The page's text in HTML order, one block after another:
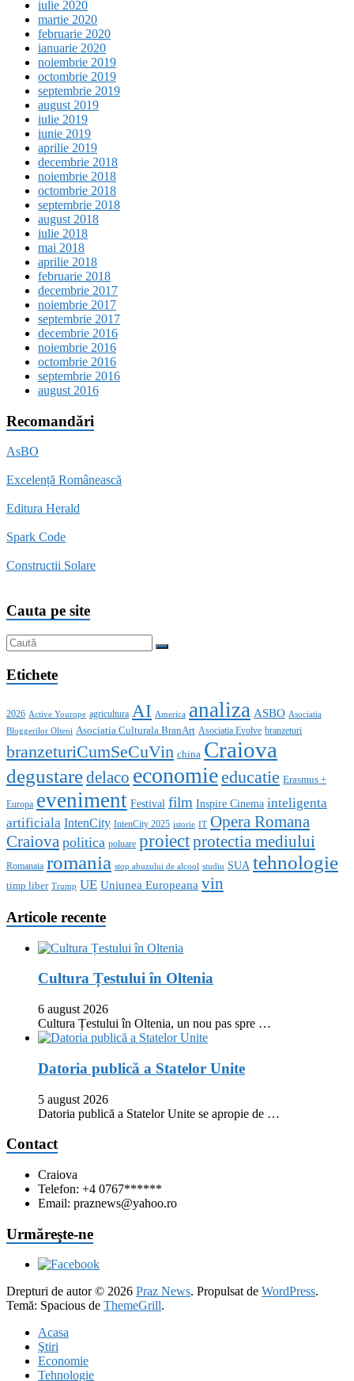
iulie 2020
martie 2020
februarie 2020
ianuarie 2020
noiembrie 2019
octombrie 2019
septembrie 2019
august 2019
iulie 2019
iunie 2019
aprilie 2019
decembrie 2018
noiembrie 2018
octombrie 2018
septembrie 2018
august 2018
iulie 2018
mai 2018
aprilie 2018
februarie 2018
decembrie 2017
noiembrie 2017
septembrie 2017
decembrie 2016
noiembrie 2016
octombrie 2016
septembrie 2016
august 2016
Recomandări
AsBO
Excelență Românească
Editura Herald
Spark Code
Constructii Solare
Cauta pe site
Etichete
2026 Active Yourope agricultura AI America analiza ASBO Asociatia
Bloggerilor Olteni Asociatia Culturala BranArt Asociatia Evolve branzeturi
branzeturiCumSeCuVin china Craiova
degustaredelaco economieeducatie Erasmus +
Europa eveniment Festival film Inspire Cinema inteligenta
artificiala IntenCity IntenCity 2025 istorie IT Opera Romana
Craiova politica poluare proiectprotectia mediului
Romanaia romania stop abuzului de alcool studiu SUA tehnologie
timp liber Trump UE Uniunea Europeana vin
Articole recente
Cultura Țestului în Oltenia
6 august 2026
Cultura Țestului în Oltenia, un nou pas spre …
Datoria publică a Statelor Unite
5 august 2026
Datoria publică a Statelor Unite se apropie de …
Contact
Craiova
Telefon: +4 0767******
Email: praznews@yahoo.ro
Urmăreşte-ne
Drepturi de autor © 2026 Praz News. Propulsat de WordPress.
Temă: Spacious de ThemeGrill.
Acasa
Ştiri
Economie
Tehnologie